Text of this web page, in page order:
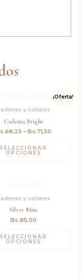
¡Oferta!
y collares
Cadenas Bright
68,25 – Bs.71,50
SELECCIONAR
OPCIONES
y collares
Silver Maia
Bs.85,00
SELECCIONAR
OPCIONES